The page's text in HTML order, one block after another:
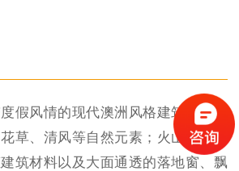
假风情的现代澳洲风格建筑气质，
草、清风等自然元素；火山岩、木
筑材料以及大面通透的落地窗、飘